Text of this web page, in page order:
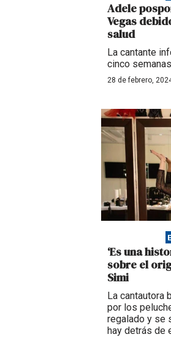
Adele
Vegas
salud
La cantante
cinco
28 de febrero,
‘Es una
sobre el
Simi
La cantautora
por los
regalado y se
hay detrás de